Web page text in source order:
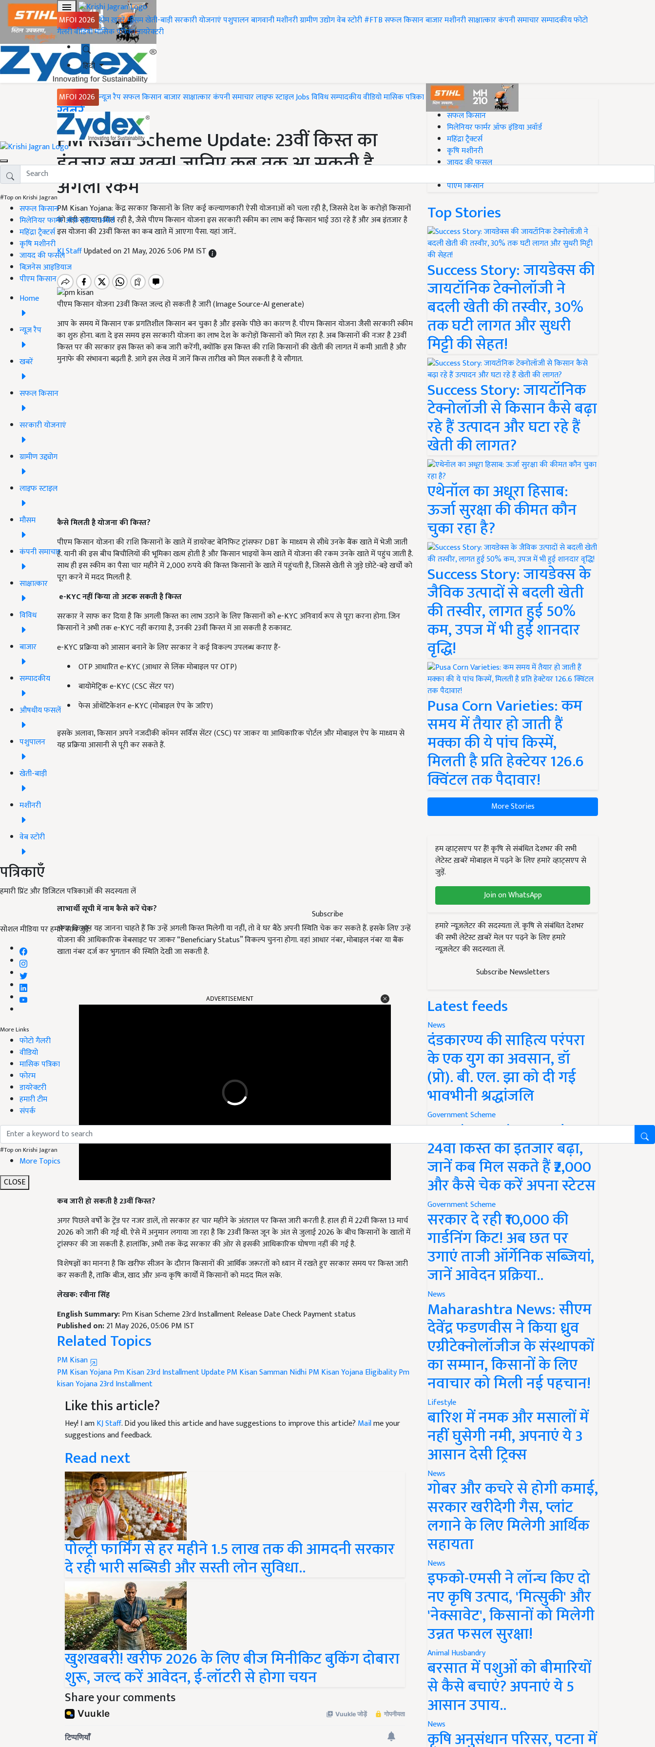
MFOI 2026 होमख़बरेंमौसमखेती-बाड़ीसरकारी योजनाएंपशुपालनबागवानीमशीनरीग्रामीण उद्योगवेब स्टोरी#FTBसफल किसानबाजारमशीनरीसाक्षात्कारकंपनी समाचारसम्पादकीयफोटो
गैलरीवीडियोमासिक पत्रिकाडायरेक्टरी
हिंदी
MFOI 2026 न्यूज़ रैपसफल किसानबाजारसाक्षात्कारकंपनी समाचारलाइफ स्टाइलJobsविविधसम्पादकीयवीडियोमासिक पत्रिका
#Top on Krishi Jagran
सफल किसान
मिलेनियर फार्मर ऑफ इंडिया अवॉर्ड
महिंद्रा ट्रैक्टर्स
कृषि मशीनरी
जायद की फसल
बिज़नेस आइडियाज
पीएम किसान
Home
न्यूज़ रैप
खबरें
सफल किसान
सरकारी योजनाएं
ग्रामीण उद्द्योग
लाइफ स्टाइल
मौसम
कंपनी समाचार
साक्षात्कार
विविध
बाजार
सम्पादकीय
औषधीय फसलें
पशुपालन
खेती-बाड़ी
मशीनरी
वेब स्टोरी
पत्रिकाएँ
हमारी प्रिंट और डिजिटल पत्रिकाओं की सदस्यता लें
Subscribe
सोशल मीडिया पर हमारे साथ जुड़ें:
More Links
फोटो गैलरी
वीडियो
मासिक पत्रिका
फोरम
डायरेक्टरी
हमारी टीम
संपर्क
#Top on Krishi Jagran
More Topics
CLOSE
Home
ख़बरें
PM Kisan Scheme Update: 23वीं किस्त का
इंतजार बस खत्म! जानिए कब तक आ सकती है
अगली रकम
PM Kisan Yojana: केंद्र सरकार किसानों के लिए कई कल्याणकारी ऐसी योजनाओं को चला रही है, जिससे देश के करोड़ों किसानों
को बड़ी सहायता मिल रही है, जैसे पीएम किसान योजना इस सरकारी स्कीम का लाभ कई किसान भाई उठा रहे हैं और अब इंतजार है
इस योजना की 23वीं किस्त का कब खाते में आएगा पैसा. यहां जानें..
KJ StaffUpdated on 21 May, 2026 5:06 PM IST
पीएम किसान योजना 23वीं किस्त जल्द हो सकती है जारी (Image Source-AI generate)
आप के समय में किसान एक प्रगतिशील किसान बन चुका है और इसके पीछे का कारण है. पीएम किसान योजना जैसी सरकारी स्कीम
का शुरु होना. बता दे इस समय इस सरकारी योजना का लाभ देश के करोड़ों किसानों को मिल रहा है. अब किसानों की नजर है 23वीं
किस्त पर की सरकार इस किस्त को कब जारी करेंगी, क्योंकि इस किस्त की राशि किसानों की खेती की लागत में कमी आती है और
मुनाफे की संभावना बढ़ती है. आगे इस लेख में जानें किस तारीख को मिल सकती है ये सौगात.
कैसे मिलती है योजना की किस्त?
पीएम किसान योजना की राशि किसानों के खाते में डायरेक्ट बेनिफिट ट्रांसफर DBT के माध्यम से सीधे उनके बैंक खाते में भेजी जाती
है. यानी की इस बीच बिचौलियों की भूमिका खत्म होती है और किसान भाइयों केम खाते में योजना की रकम उनके खाते में पहुंच जाती है.
साथ ही इस स्कीम का पैसा चार महीने में 2,000 रुपये की किस्त किसानों के खाते में पहुंचती है, जिससे खेती से जुड़े छोटे-बड़े खर्चों को
पूरा करने में मदद मिलती है.
e-KYC नहीं किया तो अटक सकती है किस्त
सरकार ने साफ कर दिया है कि अगली किस्त का लाभ उठाने के लिए किसानों को e-KYC अनिवार्य रूप से पूरा करना होगा. जिन
किसानों ने अभी तक e-KYC नहीं कराया है, उनकी 23वीं किस्त में आ सकती है रुकावट.
e-KYC प्रक्रिया को आसान बनाने के लिए सरकार ने कई विकल्प उपलब्ध कराए हैं-
OTP आधारित e-KYC (आधार से लिंक मोबाइल पर OTP)
बायोमेट्रिक e-KYC (CSC सेंटर पर)
फेस ऑथेंटिकेशन e-KYC (मोबाइल ऐप के जरिए)
इसके अलावा, किसान अपने नजदीकी कॉमन सर्विस सेंटर (CSC) पर जाकर या आधिकारिक पोर्टल और मोबाइल ऐप के माध्यम से
यह प्रक्रिया आसानी से पूरी कर सकते हैं.
लाभार्थी सूची में नाम कैसे करें चेक?
अगर किसान यह जानना चाहते हैं कि उन्हें अगली किस्त मिलेगी या नहीं, तो वे घर बैठे अपनी स्थिति चेक कर सकते हैं. इसके लिए उन्हें
योजना की आधिकारिक वेबसाइट पर जाकर “Beneficiary Status” विकल्प चुनना होगा. वहां आधार नंबर, मोबाइल नंबर या बैंक
खाता नंबर दर्ज कर भुगतान की स्थिति देखी जा सकती है.
2026 को जारी की गई थी. ऐसे में अनुमान लगाया जा रहा है कि 23वीं किस्त जून के अंत से जुलाई 2026 के बीच किसानों के खातों में
ट्रांसफर की जा सकती है. हालांकि, अभी तक केंद्र सरकार की ओर से इसकी आधिकारिक घोषणा नहीं की गई है.
विशेषज्ञों का मानना है कि खरीफ सीजन के दौरान किसानों की आर्थिक जरूरतों को ध्यान में रखते हुए सरकार समय पर किस्त जारी
कर सकती है, ताकि बीज, खाद और अन्य कृषि कार्यों में किसानों को मदद मिल सके.
लेखक: रवीना सिंह
Published on:21 May 2026, 05:06 PM IST
Related Topics
PM Kisan
PM Kisan Yojana
kisan Yojana 23rd Installment
Like this article?
Hey! I amKJ Staff. Did you liked this article and have suggestions to improve this article?
suggestions and feedback.
Read next
पोल्ट्री फार्मिंग से हर महीने 1.5 लाख तक की आमदनी सरकार
दे रही भारी सब्सिडी और सस्ती लोन सुविधा..
खुशखबरी! खरीफ 2026 के लिए बीज मिनीकिट बुकिंग दोबारा
शुरू, जल्द करें आवेदन, ई-लॉटरी से होगा चयन
Share your comments
#Top on Krishi Jagran
सफल किसान
मिलेनियर फार्मर ऑफ इंडिया अवॉर्ड
महिंद्रा ट्रैक्टर्स
कृषि मशीनरी
जायद की फसल
पीएम किसान
Top Stories
Success Story: जायडेक्स की
जायटॉनिक टेक्नोलॉजी ने
बदली खेती की तस्वीर, 30%
तक घटी लागत और सुधरी
मिट्टी की सेहत!
Success Story: जायटॉनिक
टेक्नोलॉजी से किसान कैसे बढ़ा
रहे हैं उत्पादन और घटा रहे हैं
खेती की लागत?
एथेनॉल का अधूरा हिसाब:
ऊर्जा सुरक्षा की कीमत कौन
चुका रहा है?
Success Story: जायडेक्स के
जैविक उत्पादों से बदली खेती
की तस्वीर, लागत हुई 50%
कम, उपज में भी हुई शानदार
वृद्धि!
Pusa Corn Varieties: कम
समय में तैयार हो जाती हैं
मक्का की ये पांच किस्में,
मिलती है प्रति हेक्टेयर 126.6
क्विंटल तक पैदावार!
More Stories
हम व्हाट्सएप पर हैं! कृषि से संबंधित देशभर की सभी
लेटेस्ट ख़बरें मोबाइल में पढ़ने के लिए हमारे व्हाट्सएप से
जुड़ें.
Join on WhatsApp
हमारे न्यूज़लेटर की सदस्यता लें. कृषि से संबंधित देशभर
की सभी लेटेस्ट ख़बरें मेल पर पढ़ने के लिए हमारे
न्यूज़लेटर की सदस्यता लें.
Subscribe Newsletters
Latest feeds
News
दंडकारण्य की साहित्य परंपरा
के एक युग का अवसान, डॉ
(प्रो). बी. एल. झा को दी गई
भावभीनी श्रद्धांजलि
Government Scheme
PM Kisan Yojana Update:
24वीं किस्त का इंतजार बढ़ा,
जानें कब मिल सकते हैं ₹2,000
और कैसे चेक करें अपना स्टेटस
Government Scheme
सरकार दे रही ₹10,000 की
गार्डनिंग किट! अब छत पर
उगाएं ताजी ऑर्गेनिक सब्जियां,
जानें आवेदन प्रक्रिया..
News
Maharashtra News: सीएम
देवेंद्र फडणवीस ने किया ध्रुव
एग्रीटेक्नोलॉजीज के संस्थापकों
का सम्मान, किसानों के लिए
नवाचार को मिली नई पहचान!
Lifestyle
बारिश में नमक और मसालों में
नहीं घुसेगी नमी, अपनाएं ये 3
आसान देसी ट्रिक्स
News
गोबर और कचरे से होगी कमाई,
सरकार खरीदेगी गैस, प्लांट
लगाने के लिए मिलेगी आर्थिक
सहायता
News
इफको-एमसी ने लॉन्च किए दो
नए कृषि उत्पाद, 'मित्सुकी' और
'नेक्सावेट', किसानों को मिलेगी
उन्नत फसल सुरक्षा!
Animal Husbandry
बरसात में पशुओं को बीमारियों
से कैसे बचाएं? अपनाएं ये 5
आसान उपाय..
News
कृषि अनुसंधान परिसर, पटना में